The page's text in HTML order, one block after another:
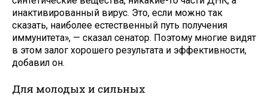
инактивированный вирус. Это, если можно так
сказать, наиболее естественный путь получения
иммунитета», — сказал сенатор. Поэтому многие видят
в этом залог хорошего результата и эффективности,
добавил он.
Для молодых и сильных